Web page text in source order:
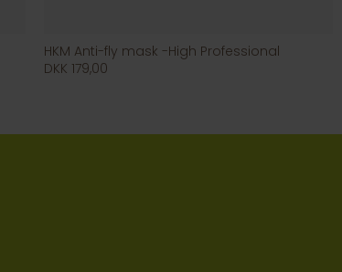
HKM Anti-fly mask -High Professional
DKK 179,00